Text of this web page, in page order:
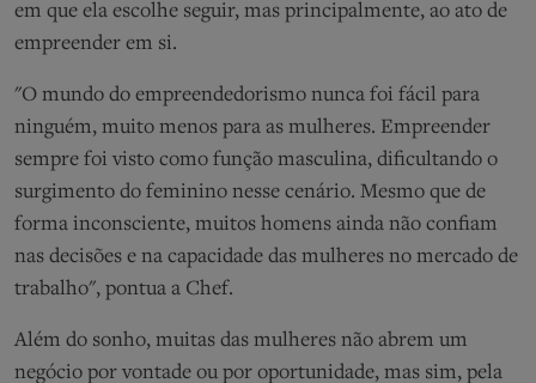
em que ela escolhe seguir, mas principalmente, ao ato de
empreender em si.
"O mundo do empreendedorismo nunca foi fácil para
ninguém, muito menos para as mulheres. Empreender
sempre foi visto como função masculina, dificultando o
surgimento do feminino nesse cenário. Mesmo que de
forma inconsciente, muitos homens ainda não confiam
nas decisões e na capacidade das mulheres no mercado de
trabalho", pontua a Chef.
Além do sonho, muitas das mulheres não abrem um
negócio por vontade ou por oportunidade, mas sim, pela